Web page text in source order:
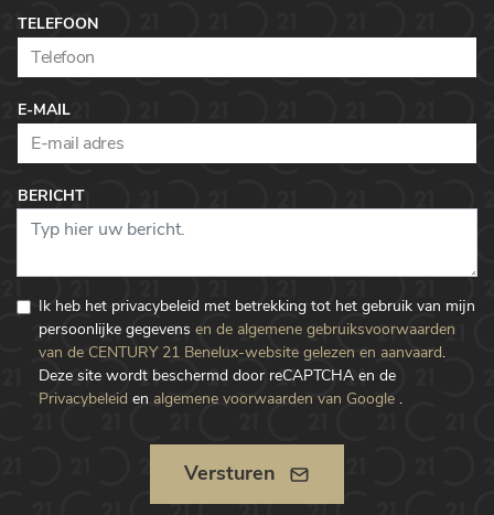
TELEFOON
E-MAIL
BERICHT
Ik heb het privacybeleid met betrekking tot het gebruik van mijn
persoonlijke gegevens en de algemene gebruiksvoorwaarden
van de CENTURY 21 Benelux-website gelezen en aanvaard.
Deze site wordt beschermd door reCAPTCHA en de
Privacybeleid en algemene voorwaarden van Google .
Versturen